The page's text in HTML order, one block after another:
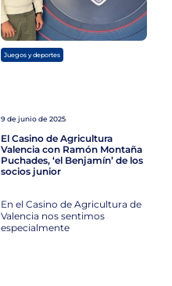
El Casino de Agricultura
Valencia con Ramón Montaña
Puchades, ‘el Benjamín’ de los
socios junior
9 de junio de 2025
Juegos y deportes
En el Casino de Agricultura de
Valencia nos sentimos
especialmente